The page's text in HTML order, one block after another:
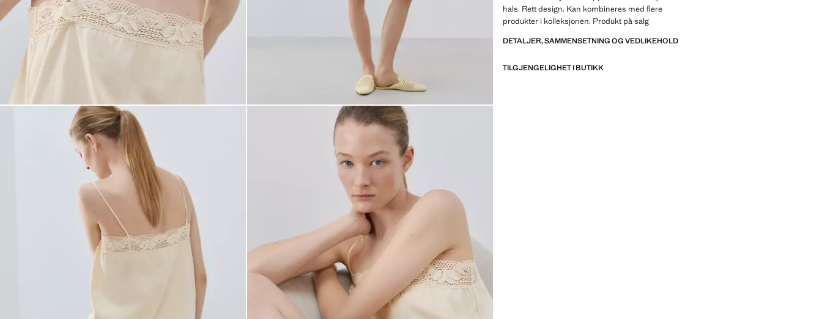
hals. Rett design. Kan kombineres med flere
produkter i kolleksjonen. Produkt på salg
DETALJER, SAMMENSETNING OG VEDLIKEHOLD
TILGJENGELIGHET I BUTIKK